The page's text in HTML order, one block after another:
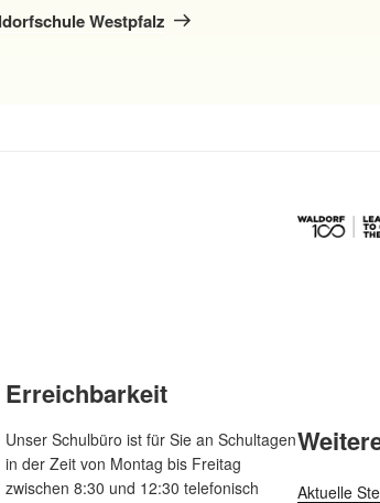
Beitrag
Westpfalz
Erreichbarkeit
Unser Schulbüro ist für Sie an Schultagen
in der Zeit von Montag bis Freitag
zwischen 8:30 und 12:30 telefonisch
Aktuelle